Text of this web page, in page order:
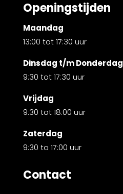
Openingstijden
Maandag
13:00 tot 17:30 uur
Dinsdag t/m Donderdag
9:30 tot 17:30 uur
Vrijdag
9:30 tot 18:00 uur
Zaterdag
9:30 to 17:00 uur
Contact